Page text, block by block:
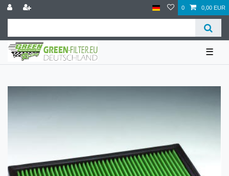
0 0,00 EUR
☰